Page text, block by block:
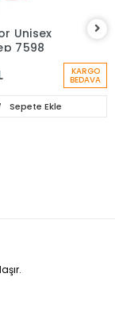
Unisex
7598
KARGO
BEDAVA
Sepete Ekle